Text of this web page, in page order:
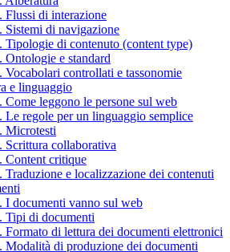
Flussi di interazione
Sistemi di navigazione
Tipologie di contenuto (content type)
Ontologie e standard
Vocabolari controllati e tassonomie
e linguaggio
Come leggono le persone sul web
Le regole per un linguaggio semplice
Microtesti
Scrittura collaborativa
Content critique
Traduzione e localizzazione dei contenuti
I documenti vanno sul web
Tipi di documenti
Formato di lettura dei documenti elettronici
Modalità di produzione dei documenti